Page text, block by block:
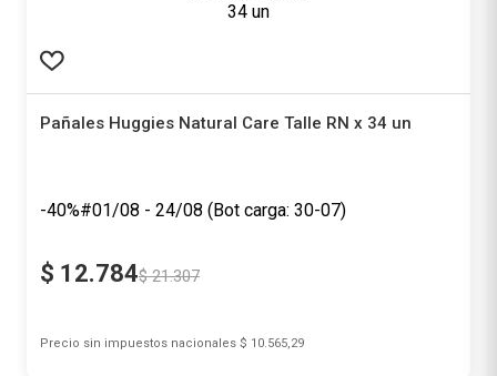
Pañales Huggies Natural Care Talle RN x 34 un
-40%
$ 12.784$ 21.307
Precio sin impuestos nacionales $ 10.565,29